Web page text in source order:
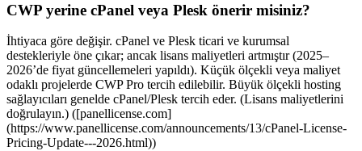
CWP yerine cPanel veya Plesk önerir misiniz?
İhtiyaca göre değişir. cPanel ve Plesk ticari ve kurumsal
destekleriyle öne çıkar; ancak lisans maliyetleri artmıştır (2025–
2026’de fiyat güncellemeleri yapıldı). Küçük ölçekli veya maliyet
odaklı projelerde CWP Pro tercih edilebilir. Büyük ölçekli hosting
sağlayıcıları genelde cPanel/Plesk tercih eder. (Lisans maliyetlerini
doğrulayın.) ([panellicense.com]
(https://www.panellicense.com/announcements/13/cPanel-License-
Pricing-Update---2026.html))